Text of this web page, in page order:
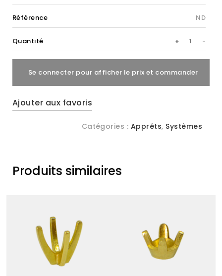
Référence ND
Quantité
Porte
Clefs
quantity
+ -
Se connecter pour afficher le prix et commander
Ajouter aux favoris
Catégories : Apprêts, Systèmes
Produits similaires